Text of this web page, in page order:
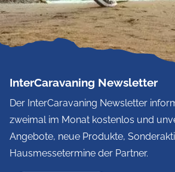
InterCaravaning Newsletter
Der InterCaravaning Newsletter
zweimal im Monat kostenlos und
Angebote, neue Produkte,
Hausmessetermine der Partner.